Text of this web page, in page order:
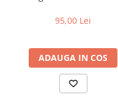
95,00 Lei
ADAUGA IN COS